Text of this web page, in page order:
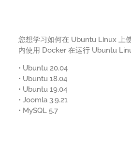
您想学习如何在 Ubuntu Linux 上
内使用 Docker 在运行 Ubuntu
• Ubuntu 20.04
• Ubuntu 18.04
• Ubuntu 19.04
• Joomla 3.9.21
• MySQL 5.7